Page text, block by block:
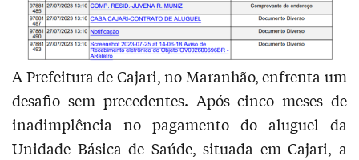
A Prefeitura de Cajari, no Maranhão, enfrenta um
desafio sem precedentes. Após cinco meses de
inadimplência no pagamento do aluguel da
Unidade Básica de Saúde, situada em Cajari, a